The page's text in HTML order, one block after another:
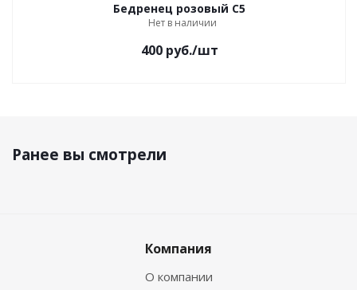
Бедренец розовый С5
Нет в наличии
400руб./шт
Ранее вы смотрели
Компания
О компании